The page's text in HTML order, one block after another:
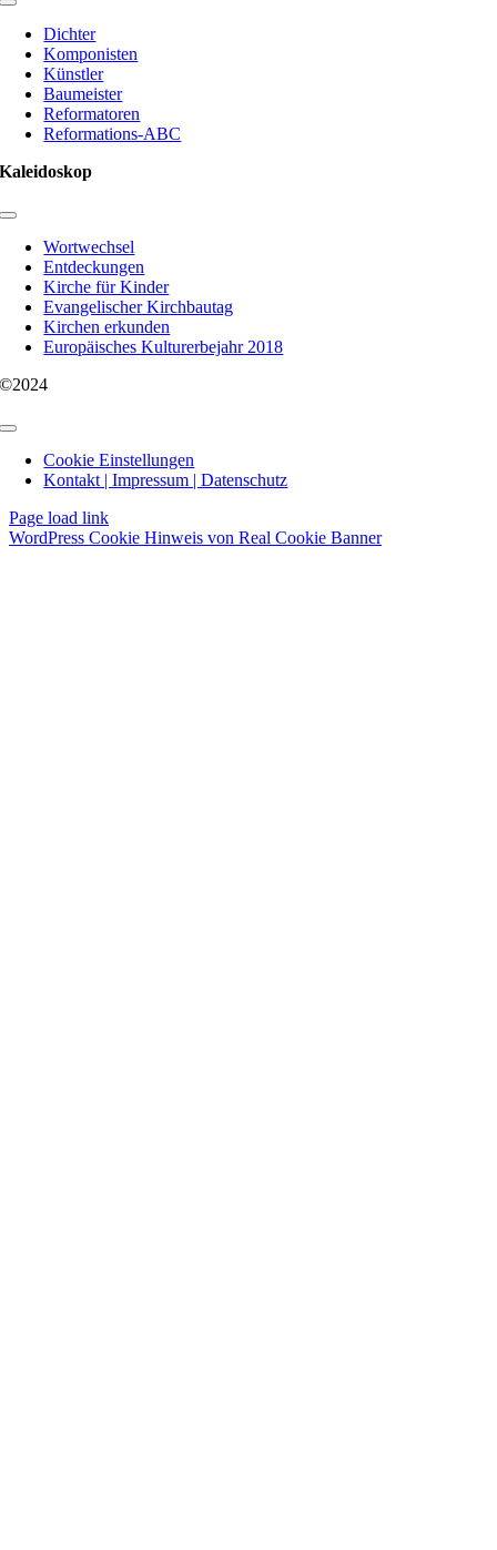
Toggle
Navigation
Dichter
Komponisten
Künstler
Baumeister
Reformatoren
Reformations-ABC
Kaleidoskop
Toggle
NavigationWortwechsel
Entdeckungen
Kirche für Kinder
Evangelischer Kirchbautag
Kirchen erkunden
Europäisches Kulturerbejahr 2018
©2024
Toggle
NavigationCookie Einstellungen
Kontakt | Impressum | Datenschutz
Page load link
WordPress Cookie Hinweis von Real Cookie Banner